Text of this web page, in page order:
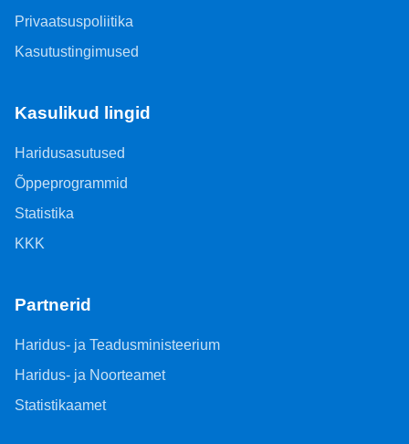
Privaatsuspoliitika
Kasutustingimused
Kasulikud lingid
Haridusasutused
Õppeprogrammid
Statistika
KKK
Partnerid
Haridus- ja Teadusministeerium
Haridus- ja Noorteamet
Statistikaamet